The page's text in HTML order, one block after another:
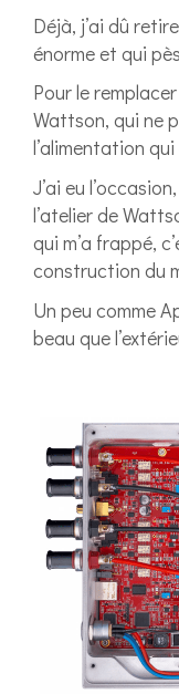
Déjà, j’ai dû
énorme et qui
Pour le
Wattson, qui ne
l’alimentation
J’ai eu
l’atelier de
qui m’a frappé,
construction du
Un peu comme
beau que